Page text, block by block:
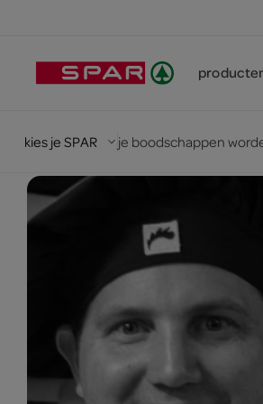
kies je SPAR je boodschappen